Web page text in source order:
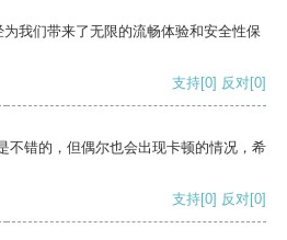
我们带来了无限的流畅体验和安全性保
支持[0] 反对[0]
不错的，但偶尔也会出现卡顿的情况，希
支持[0] 反对[0]